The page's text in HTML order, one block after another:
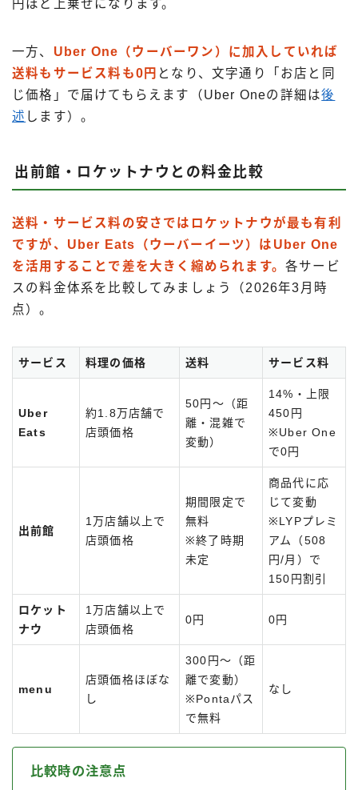
円ほど上乗せになります。
一方、 Uber One（ウーバーワン）に加入していれば
送料もサービス料も0円 となり、文字通り「お店と同
じ価格」で届けてもらえます（Uber Oneの詳細は後
述 します）。
出前館・ロケットナウとの料金比較
送料・サービス料の安さではロケットナウが最も有利
ですが、Uber Eats（ウーバーイーツ）はUber One
を活用することで差を大きく縮められます。 各サービ
スの料金体系を比較してみましょう（2026年3月時
点）。
サービス 料理の価格 送料 サービス料
Uber
Eats
約1.8万店舗で
店頭価格
50円〜（距
離・混雑で
変動）
14%・上限
450円
※Uber One
で0円
出前館
1万店舗以上で
店頭価格
期間限定で
無料
※終了時期
未定
商品代に応
じて変動
※LYPプレミ
アム（508
円/月）で
150円割引
ロケット
ナウ
1万店舗以上で
店頭価格
0円 0円
menu
店頭価格ほぼな
し
300円〜（距
離で変動）
※Pontaパス
で無料
なし
比較時の注意点